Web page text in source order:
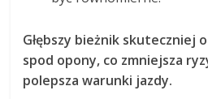
Głębszy bieżnik skuteczniej
spod opony, co zmniejsza
polepsza warunki jazdy.